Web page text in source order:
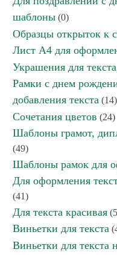
шаблоны (0)
Образцы открыток к
Лист А4 для
Украшения для
Рамки с днем
добавления текста (14)
Сочетания цветов (24)
Шаблоны грамот,
(49)
Шаблоны рамок для
Для оформления
(41)
Для текста красивая
Виньетки для текста
Виньетки для текста